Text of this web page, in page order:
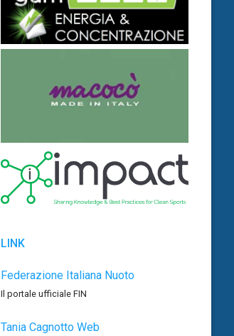
LINK
Federazione Italiana Nuoto
Il portale ufficiale FIN
Tania Cagnotto Web